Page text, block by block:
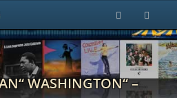
WASHINGTON“ –